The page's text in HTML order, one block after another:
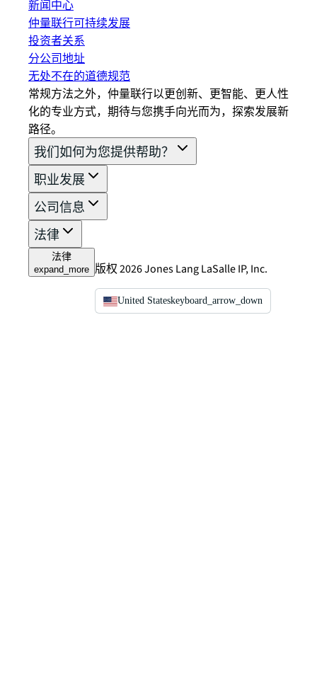
新闻中心
仲量联行可持续发展
投资者关系
分公司地址
无处不在的道德规范
常规方法之外，仲量联行以更创新、更智能、更人性
化的专业方式，期待与您携手向光而为，探索发展新
路径。
我们如何为您提供帮助？
职业发展
公司信息
法律
法律
expand_more 版权 2026 Jones Lang LaSalle IP, Inc.
United Stateskeyboard_arrow_down